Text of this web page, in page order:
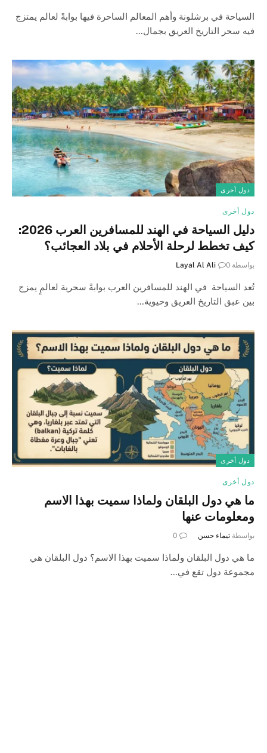
السياحة في برشلونة وأهم المعالم الساحرة فيها بوابةً لعالم يمتزج
فيه سحر التاريخ العريق بجمال…
دول أخرى
دول أخرى
دليل السياحة في الهند للمسافرين العرب 2026:
كيف تخطط لرحلة الأحلام في بلاد العجائب؟
بواسطة Layal Al Ali 0
تُعد السياحة في الهند للمسافرين العرب بوابةً سحرية لعالمٍ يمزج
بين عبق التاريخ العريق وحيوية…
دول أخرى
دول أخرى
ما هي دول البلقان ولماذا سميت بهذا الاسم
ومعلومات عنها
بواسطة تيماء حسن 0
ما هي دول البلقان ولماذا سميت بهذا الاسم؟ دول البلقان هي
مجموعة دول تقع في…